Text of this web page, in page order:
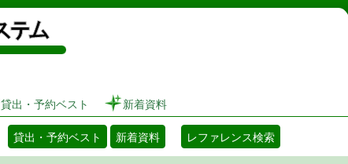
図書館 蔵書検索・予約システム
貸出・予約ベスト 新着資料
貸出・予約ベスト 新着資料 レファレンス検索